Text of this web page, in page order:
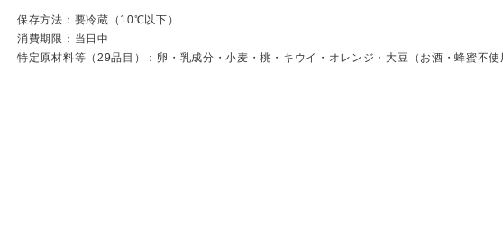
保存方法：要冷蔵（10℃以下）
消費期限：当日中
特定原材料等（29品目）：卵・乳成分・小麦・桃・キウイ・オレンジ・大豆（お酒・蜂蜜不使